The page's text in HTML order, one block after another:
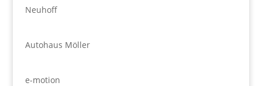
Neuhoff
Autohaus Möller
e-motion